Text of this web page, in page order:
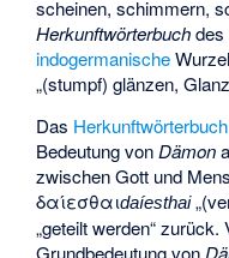
scheinen, schimmern,
Herkunftwörterbuchdes
indogermanische
„(stumpf) glänzen,
Das Herkunftwörterbuch
Bedeutung vonDämon
zwischen Gott und
δαίεσθαιdaíesthai
„geteilt werden“
Grundbedeutung von